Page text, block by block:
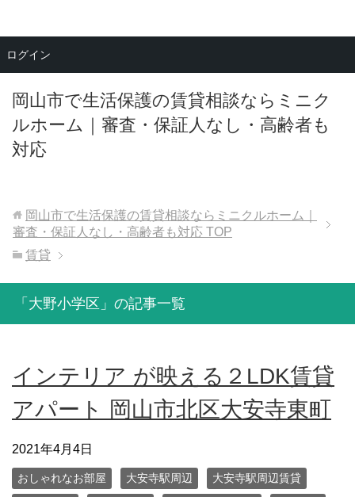
岡山市で生活保護の賃貸相談ならミニク
ルホーム｜審査・保証人なし・高齢者も
対応
メニュー
岡山市で生活保護の賃貸相談ならミニクルホーム｜
審査・保証人なし・高齢者も対応 TOP
賃貸
「大野小学区」の記事一覧
インテリア が映える２LDK賃貸
アパート 岡山市北区大安寺東町
2021年4月4日
おしゃれなお部屋 大安寺駅周辺 大安寺駅周辺賃貸
ログイン